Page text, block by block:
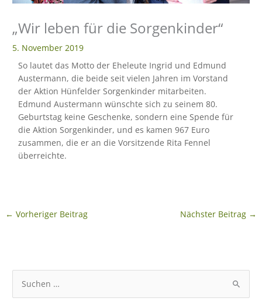
„Wir leben für die Sorgenkinder“
5. November 2019
So lautet das Motto der Eheleute Ingrid und Edmund
Austermann, die beide seit vielen Jahren im Vorstand
der Aktion Hünfelder Sorgenkinder mitarbeiten.
Edmund Austermann wünschte sich zu seinem 80.
Geburtstag keine Geschenke, sondern eine Spende für
die Aktion Sorgenkinder, und es kamen 967 Euro
zusammen, die er an die Vorsitzende Rita Fennel
überreichte.
← Vorheriger Beitrag Nächster Beitrag →
u